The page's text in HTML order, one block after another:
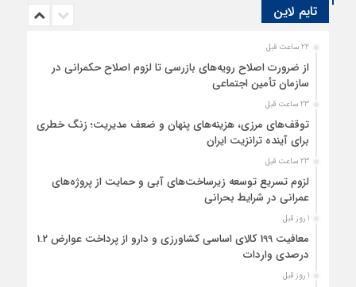
تایم لاین
22 ساعت قبل
از ضرورت اصلاح رویه‌های بازرسی تا لزوم اصلاح حکمرانی در
سازمان تأمین اجتماعی
23 ساعت قبل
توقف‌های مرزی، هزینه‌های پنهان و ضعف مدیریت؛ زنگ خطری
برای آینده ترانزیت ایران
23 ساعت قبل
لزوم تسریع توسعه زیرساخت‌های آبی و حمایت از پروژه‌های
عمرانی در شرایط بحرانی
1 روز قبل
معافیت 199 کالای اساسی کشاورزی و دارو از پرداخت عوارض 1.2
درصدی واردات
1 روز قبل